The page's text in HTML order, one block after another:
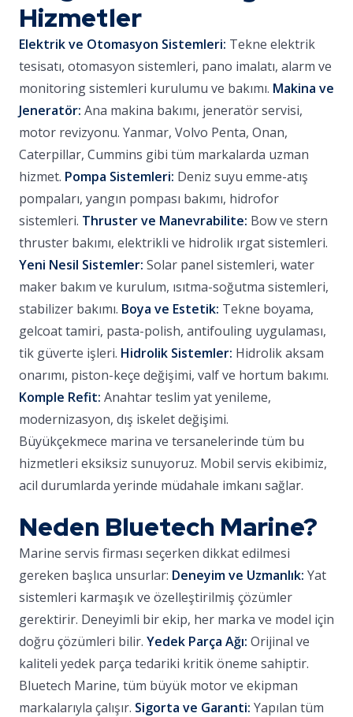
Hizmetler
Elektrik ve Otomasyon Sistemleri: Tekne elektrik
tesisatı, otomasyon sistemleri, pano imalatı, alarm ve
monitoring sistemleri kurulumu ve bakımı. Makina ve
Jeneratör: Ana makina bakımı, jeneratör servisi,
motor revizyonu. Yanmar, Volvo Penta, Onan,
Caterpillar, Cummins gibi tüm markalarda uzman
hizmet. Pompa Sistemleri: Deniz suyu emme-atış
pompaları, yangın pompası bakımı, hidrofor
sistemleri. Thruster ve Manevrabilite: Bow ve stern
thruster bakımı, elektrikli ve hidrolik ırgat sistemleri.
Yeni Nesil Sistemler: Solar panel sistemleri, water
maker bakım ve kurulum, ısıtma-soğutma sistemleri,
stabilizer bakımı. Boya ve Estetik: Tekne boyama,
gelcoat tamiri, pasta-polish, antifouling uygulaması,
tik güverte işleri. Hidrolik Sistemler: Hidrolik aksam
onarımı, piston-keçe değişimi, valf ve hortum bakımı.
Komple Refit: Anahtar teslim yat yenileme,
modernizasyon, dış iskelet değişimi.
Büyükçekmece marina ve tersanelerinde tüm bu
hizmetleri eksiksiz sunuyoruz. Mobil servis ekibimiz,
acil durumlarda yerinde müdahale imkanı sağlar.
Neden Bluetech Marine?
Marine servis firması seçerken dikkat edilmesi
gereken başlıca unsurlar: Deneyim ve Uzmanlık: Yat
sistemleri karmaşık ve özelleştirilmiş çözümler
gerektirir. Deneyimli bir ekip, her marka ve model için
doğru çözümleri bilir. Yedek Parça Ağı: Orijinal ve
kaliteli yedek parça tedariki kritik öneme sahiptir.
Bluetech Marine, tüm büyük motor ve ekipman
markalarıyla çalışır. Sigorta ve Garanti: Yapılan tüm